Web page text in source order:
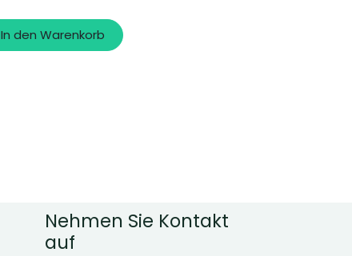
In den Warenkorb
Nehmen Sie Kontakt
auf